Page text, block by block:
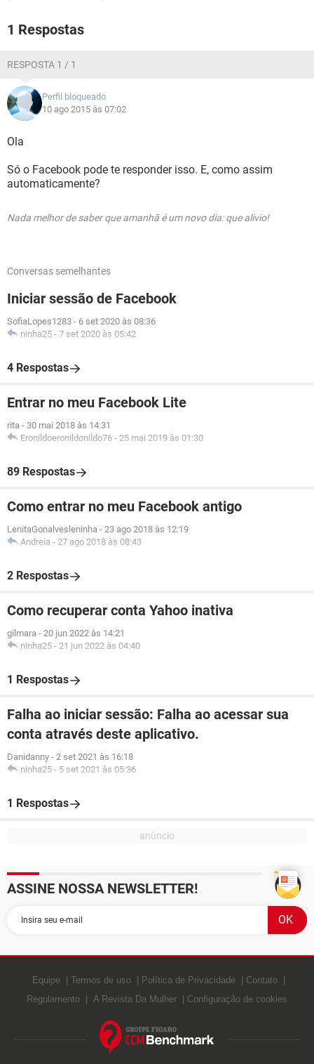
1 Respostas
RESPOSTA 1 / 1
Perfil bloqueado
10 ago 2015 às 07:02
Ola
Só o Facebook pode te responder isso. E, como assim
automaticamente?
Nada melhor de saber que amanhã é um novo dia: que alivio!
Conversas semelhantes
Iniciar sessão de Facebook
SofiaLopes1283 - 6 set 2020 às 08:36
ninha25 - 7 set 2020 às 05:42
4 Respostas
Entrar no meu Facebook Lite
rita - 30 mai 2018 às 14:31
Eronildoeronildonildo76 - 25 mai 2019 às 01:30
89 Respostas
Como entrar no meu Facebook antigo
LenitaGonalvesleninha - 23 ago 2018 às 12:19
Andreia - 27 ago 2018 às 08:43
2 Respostas
Como recuperar conta Yahoo inativa
gilmara - 20 jun 2022 às 14:21
ninha25 - 21 jun 2022 às 04:40
1 Respostas
Falha ao iniciar sessão: Falha ao acessar sua
conta através deste aplicativo.
Danidanny - 2 set 2021 às 16:18
ninha25 - 5 set 2021 às 05:36
1 Respostas
ASSINE NOSSA NEWSLETTER!
Equipe Termos de uso Política de Privacidade
Contato
Regulamento
A Revista Da Mulher Configuração de cookies